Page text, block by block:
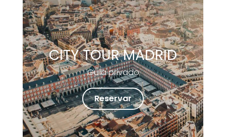
CITY TOUR MADRID
Guía privado
Reservar